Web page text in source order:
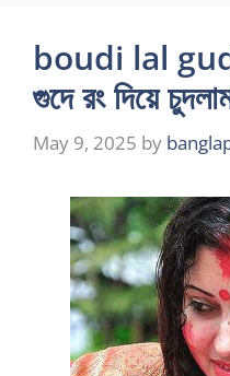
boudi lal gud
গুদে রং দিয়ে
May 9, 2025 by